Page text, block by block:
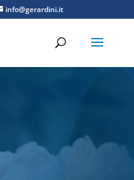
info@gerardini.it